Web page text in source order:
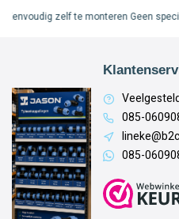
zelf te monterenGeen speciaal
085-
085-